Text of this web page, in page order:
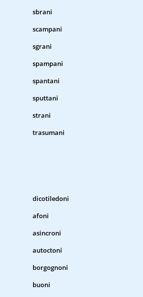
sbrani
scampani
sgrani
spampani
spantani
sputtani
strani
trasumani
dicotiledoni
afoni
asincroni
autoctoni
borgognoni
buoni